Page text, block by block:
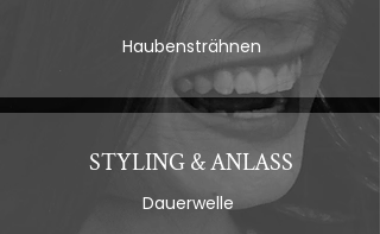
Haubensträhnen
STYLING & ANLASS
Dauerwelle